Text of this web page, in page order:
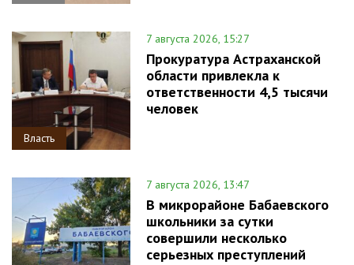
Власть
7 августа 2026, 15:27
Прокуратура Астраханской
области привлекла к
ответственности 4,5 тысячи
человек
7 августа 2026, 13:47
В микрорайоне Бабаевского
школьники за сутки
совершили несколько
серьезных преступлений